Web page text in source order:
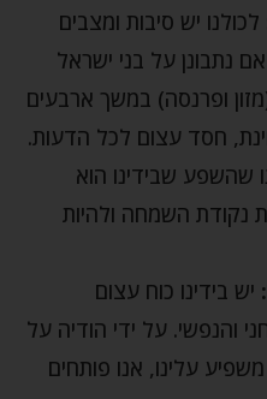
לכולנו יש סיבות ומצבים
נתבונן על בני ישראל
ופרנסה) במשך ארבעים
חסד עצום לכל הדעות.
שהשפע שבידינו הוא
נקודת השמחה ולהיות
יש בידינו כוח עצום
והנפשי. על ידי הודיה על
עלינו, אנו פותחים